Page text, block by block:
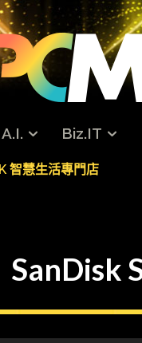
A.I. Biz.IT
智慧生活專門店